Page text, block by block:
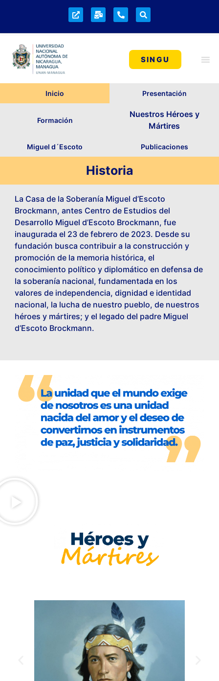
SINGU
Inicio Presentación
Formación
Nuestros Héroes y
Mártires
Miguel d´Escoto Publicaciones
Historia
La Casa de la Soberanía Miguel d’Escoto
Brockmann, antes Centro de Estudios del
Desarrollo Miguel d’Escoto Brockmann, fue
inaugurada el 23 de febrero de 2023. Desde su
fundación busca contribuir a la construcción y
promoción de la memoria histórica, el
conocimiento político y diplomático en defensa de
la soberanía nacional, fundamentada en los
valores de independencia, dignidad e identidad
nacional, la lucha de nuestro pueblo, de nuestros
héroes y mártires; y el legado del padre Miguel
d’Escoto Brockmann.